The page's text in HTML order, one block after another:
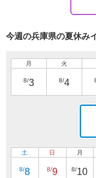
今週の兵庫県の夏休み
月
8/3
火
8/4
土
8/8
日
8/9
月
8/10